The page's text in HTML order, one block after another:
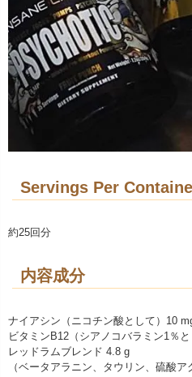
Servings Per
約25回分
内容成分
ナイアシン（ニコチン酸として）10
ビタミンB12（シアノコバラミン1％
レッドラムブレンド 4.8 g
（ベータアラニン、タウリン、硫酸